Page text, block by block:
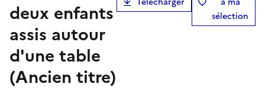
deux enfants
assis autour
d'une table
(Ancien titre)
sélection